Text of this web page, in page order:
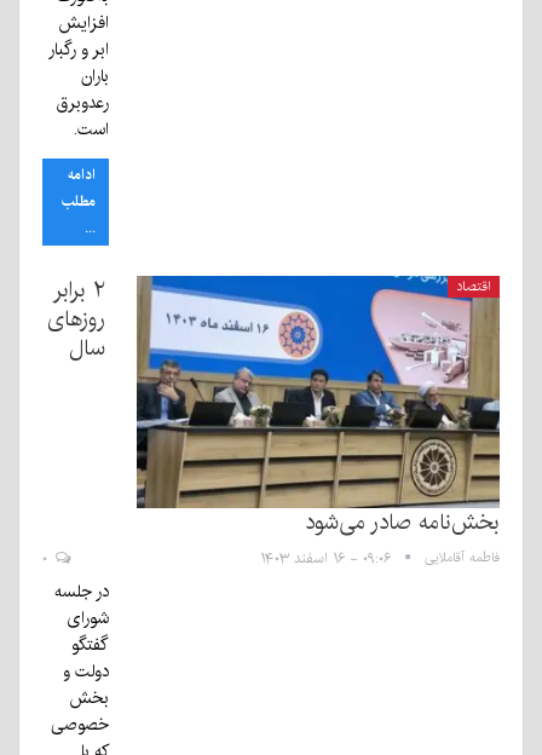
افزایش
ابر و رگبار
باران
رعدوبرق
است.
ادامه
مطلب
...
اقتصاد
۲ برابر
روزهای
سال
بخش‌نامه صادر می‌شود
فاطمه آقاملایی ۰۹:۰۶ - ۱۶ اسفند ۱۴۰۳
در جلسه
شورای
گفتگو
دولت و
بخش
خصوصی